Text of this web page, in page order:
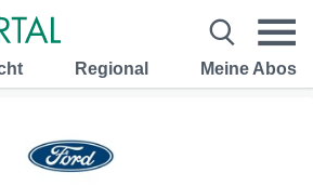
Regional Meine Abos